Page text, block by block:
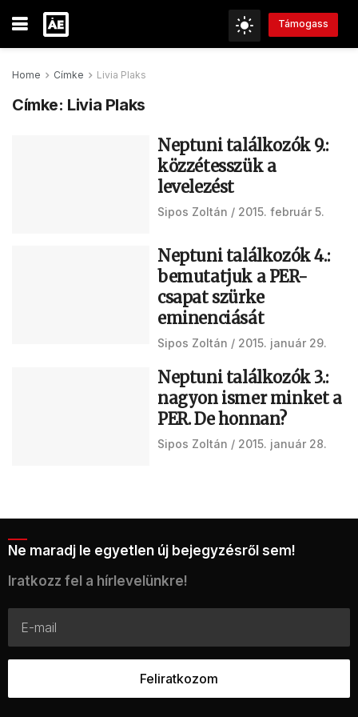
Támogass
Home Címke Livia Plaks
Címke: Livia Plaks
Neptuni találkozók 9.:
közzétesszük a
levelezést
Sipos Zoltán 2015. február 5.
Neptuni találkozók 4.:
bemutatjuk a PER-
csapat szürke
eminenciását
Sipos Zoltán 2015. január 29.
Neptuni találkozók 3.:
nagyon ismer minket a
PER. De honnan?
Sipos Zoltán 2015. január 28.
Ne maradj le egyetlen új bejegyzésről sem!
Iratkozz fel a hírlevelünkre!